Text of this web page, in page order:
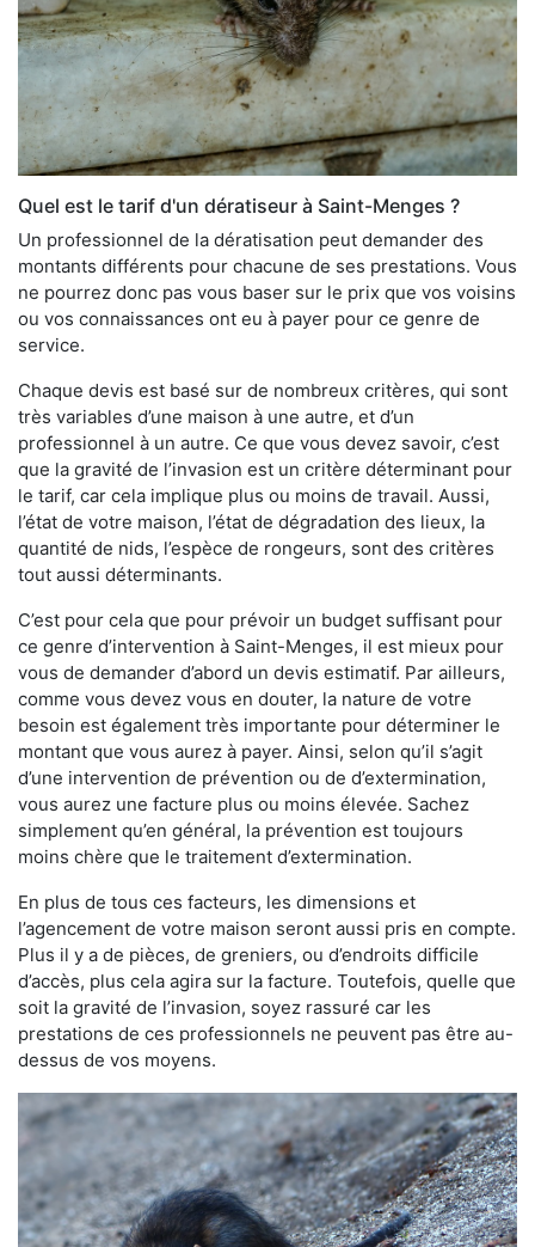
Quel est le tarif d'un dératiseur à Saint-Menges ?
Un professionnel de la dératisation peut demander des
montants différents pour chacune de ses prestations. Vous
ne pourrez donc pas vous baser sur le prix que vos voisins
ou vos connaissances ont eu à payer pour ce genre de
service.
Chaque devis est basé sur de nombreux critères, qui sont
très variables d’une maison à une autre, et d’un
professionnel à un autre. Ce que vous devez savoir, c’est
que la gravité de l’invasion est un critère déterminant pour
le tarif, car cela implique plus ou moins de travail. Aussi,
l’état de votre maison, l’état de dégradation des lieux, la
quantité de nids, l’espèce de rongeurs, sont des critères
tout aussi déterminants.
C’est pour cela que pour prévoir un budget suffisant pour
ce genre d’intervention à Saint-Menges, il est mieux pour
vous de demander d’abord un devis estimatif. Par ailleurs,
comme vous devez vous en douter, la nature de votre
besoin est également très importante pour déterminer le
montant que vous aurez à payer. Ainsi, selon qu’il s’agit
d’une intervention de prévention ou de d’extermination,
vous aurez une facture plus ou moins élevée. Sachez
simplement qu’en général, la prévention est toujours
moins chère que le traitement d’extermination.
En plus de tous ces facteurs, les dimensions et
l’agencement de votre maison seront aussi pris en compte.
Plus il y a de pièces, de greniers, ou d’endroits difficile
d’accès, plus cela agira sur la facture. Toutefois, quelle que
soit la gravité de l’invasion, soyez rassuré car les
prestations de ces professionnels ne peuvent pas être au-
dessus de vos moyens.